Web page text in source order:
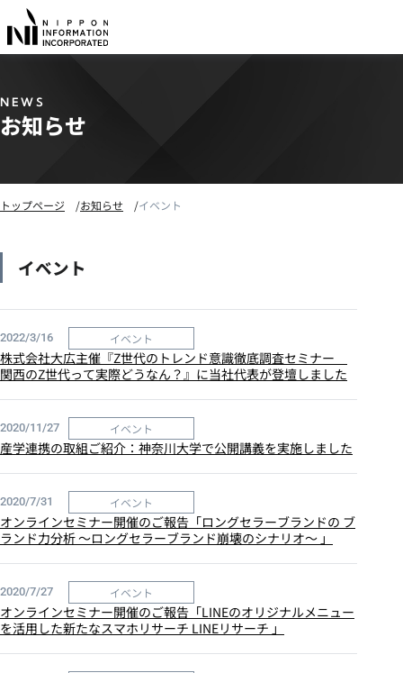
NEWS
お知らせ
トップページ お知らせ イベント
イベント
2022/3/16 イベント
株式会社大広主催『Z世代のトレンド意識徹底調査セミナー
関西のZ世代って実際どうなん？』に当社代表が登壇しました
2020/11/27 イベント
産学連携の取組ご紹介：神奈川大学で公開講義を実施しました
2020/7/31 イベント
オンラインセミナー開催のご報告「ロングセラーブランドの ブ
ランド力分析 ～ロングセラーブランド崩壊のシナリオ～ 」
2020/7/27 イベント
オンラインセミナー開催のご報告「LINEのオリジナルメニュー
を活用した新たなスマホリサーチ LINEリサーチ 」